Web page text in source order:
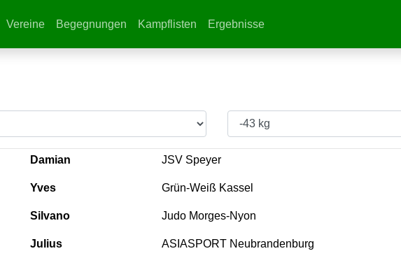
(current)
Vereine Begegnungen Kampflisten Ergebnisse
Damian JSV Speyer
Yves Grün-Weiß Kassel
Silvano Judo Morges-Nyon
Julius ASIASPORT Neubrandenburg